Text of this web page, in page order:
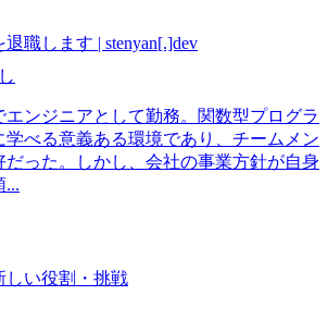
職します | stenyan[.]dev
ンジニアとして勤務。関数型プログラ
学べる意義ある環境であり、チームメン
だった。しかし、会社の事業方針が自身
...
しい役割・挑戦